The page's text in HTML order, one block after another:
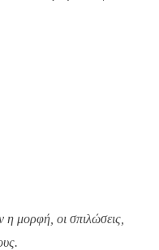
η μορφή, οι σπιλώσεις,